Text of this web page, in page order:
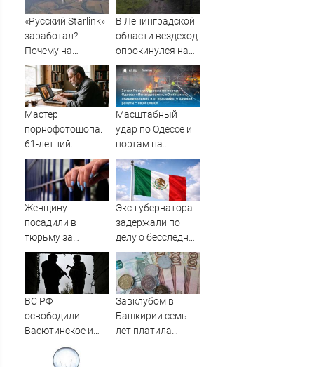
«Русский Starlink»
заработал?
Почему на
Украине кратно
увеличилась
точность
попаданий по
объектам ВСУ
В Ленинградской
области вездеход
опрокинулся на
дороге, пассажир
погиб
Мастер
порнофотошопа.
61-летний
мужчина
смастерил
порнооткрытку и
в итоге пойдёт
Масштабный
удар по Одессе и
портам на
Украине:
Последние
новости,
подробности об
августа 2026 года
Женщину
посадили в
тюрьму за
необычное имя
сына
Экс-губернатора
задержали по
делу о бесследной
пропаже 43
студентов
ВС РФ
освободили
Васютинское и
Торецкое в ДНР -
Новости на
Завклубом в
Башкирии семь
лет платила